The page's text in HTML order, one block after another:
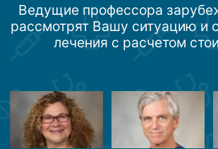
Ведущие профессора
рассмотрят Вашу ситуацию и
лечения с расчетом